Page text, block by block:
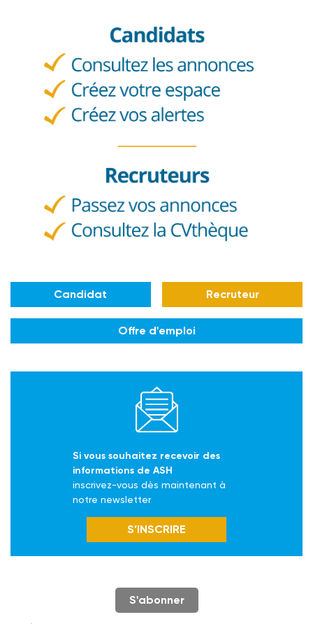
Candidat Recruteur
Offre d'emploi
Si vous souhaitez recevoir des
informations de ASH
inscrivez-vous dès maintenant à
notre newsletter
S’INSCRIRE
S'abonner